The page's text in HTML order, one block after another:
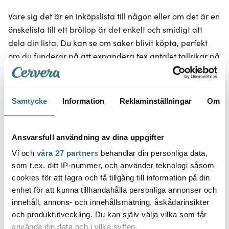
Samtycke Information Reklaminställningar Om
Ansvarsfull användning av dina uppgifter
Vi och våra 27 partners behandlar din personliga data,
som t.ex. ditt IP-nummer, och använder teknologi såsom
cookies för att lagra och få tillgång till information på din
enhet för att kunna tillhandahålla personliga annonser och
innehåll, annons- och innehållsmätning, åskådarinsikter
och produktutveckling. Du kan själv välja vilka som får
använda din data och i vilka syften.
Vare sig det är en inköpslista till någon eller om det är en
önskelista till ett bröllop är det enkelt och smidigt att
dela din lista. Du kan se om saker blivit köpta, perfekt
om du funderar på att expandera tex antalet tallrikar på
en önskelista. Du kan lägga till och ändra antal ända
Dina gäster kan köpa från din lista både online och i